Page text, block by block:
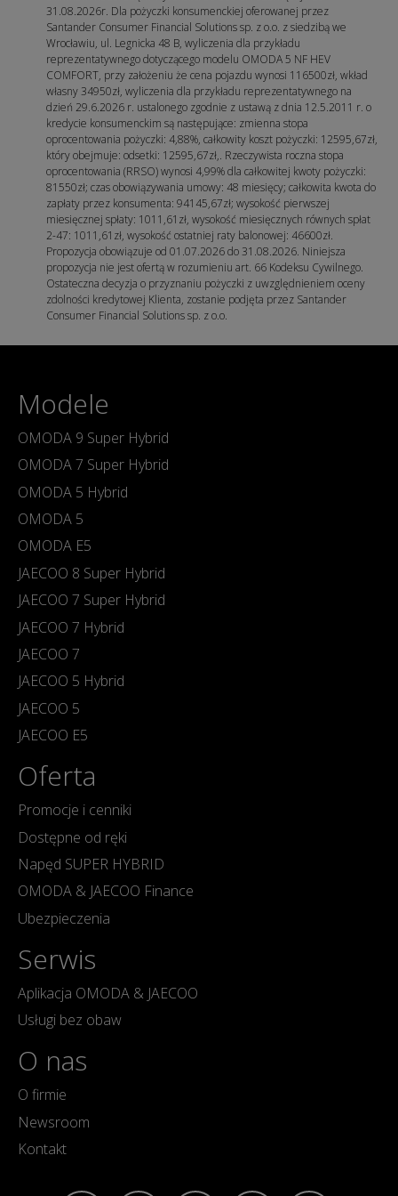
31.08.2026r. Dla pożyczki konsumenckiej oferowanej przez
Santander Consumer Financial Solutions sp. z o.o. z siedzibą we
Wrocławiu, ul. Legnicka 48 B, wyliczenia dla przykładu
reprezentatywnego dotyczącego modelu OMODA 5 NF HEV
COMFORT, przy założeniu że cena pojazdu wynosi 116500zł, wkład
własny 34950zł, wyliczenia dla przykładu reprezentatywnego na
dzień 29.6.2026 r. ustalonego zgodnie z ustawą z dnia 12.5.2011 r. o
kredycie konsumenckim są następujące: zmienna stopa
oprocentowania pożyczki: 4,88%, całkowity koszt pożyczki: 12595,67zł,
który obejmuje: odsetki: 12595,67zł,. Rzeczywista roczna stopa
oprocentowania (RRSO) wynosi 4,99% dla całkowitej kwoty pożyczki:
81550zł; czas obowiązywania umowy: 48 miesięcy; całkowita kwota do
zapłaty przez konsumenta: 94145,67zł; wysokość pierwszej
miesięcznej spłaty: 1011,61zł, wysokość miesięcznych równych spłat
2-47: 1011,61zł, wysokość ostatniej raty balonowej: 46600zł.
Propozycja obowiązuje od 01.07.2026 do 31.08.2026. Niniejsza
propozycja nie jest ofertą w rozumieniu art. 66 Kodeksu Cywilnego.
Ostateczna decyzja o przyznaniu pożyczki z uwzględnieniem oceny
zdolności kredytowej Klienta, zostanie podjęta przez Santander
Consumer Financial Solutions sp. z o.o.
Modele
OMODA 9 Super Hybrid
OMODA 7 Super Hybrid
OMODA 5 Hybrid
OMODA 5
OMODA E5
JAECOO 8 Super Hybrid
JAECOO 7 Super Hybrid
JAECOO 7 Hybrid
JAECOO 7
JAECOO 5 Hybrid
JAECOO 5
JAECOO E5
Oferta
Promocje i cenniki
Dostępne od ręki
Napęd SUPER HYBRID
OMODA & JAECOO Finance
Ubezpieczenia
Serwis
Aplikacja OMODA & JAECOO
Usługi bez obaw
O nas
O firmie
Newsroom
Kontakt